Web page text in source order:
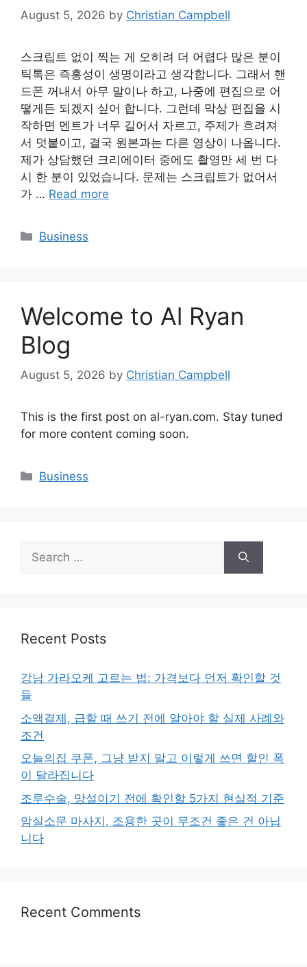
August 5, 2026 by Christian Campbell
스크립트 없이 찍는 게 오히려 더 어렵다 많은 분이
틱톡은 즉흥성이 생명이라고 생각합니다. 그래서 핸
드폰 꺼내서 아무 말이나 하고, 나중에 편집으로 어
떻게든 되겠지 싶어 합니다. 그런데 막상 편집을 시
작하면 멘트가 너무 길어서 자르고, 주제가 흐려져
서 덧붙이고, 결국 원본과는 다른 영상이 나옵니다.
제가 상담했던 크리에이터 중에도 촬영만 세 번 다
시 한 분이 있었습니다. 문제는 스크립트가 없어서
가 … Read more
Categories
Business
Welcome to Al Ryan
Blog
August 5, 2026 by Christian Campbell
This is the first post on al-ryan.com. Stay tuned
for more content coming soon.
Categories
Business
Search
for:
Recent Posts
강남 가라오케 고르는 법: 가격보다 먼저 확인할 것
들
소액결제, 급할 때 쓰기 전에 알아야 할 실제 사례와
조건
오늘의집 쿠폰, 그냥 받지 말고 이렇게 쓰면 할인 폭
이 달라집니다
조루수술, 망설이기 전에 확인할 5가지 현실적 기준
암실소문 마사지, 조용한 곳이 무조건 좋은 건 아닙
니다
Recent Comments